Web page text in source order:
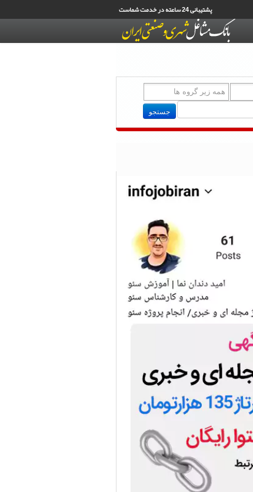
پشتیبانی 24 ساعته در خدمت شماست
جستجو